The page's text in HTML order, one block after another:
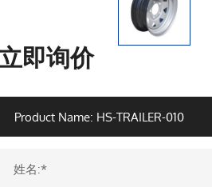
即询价
姓名:*